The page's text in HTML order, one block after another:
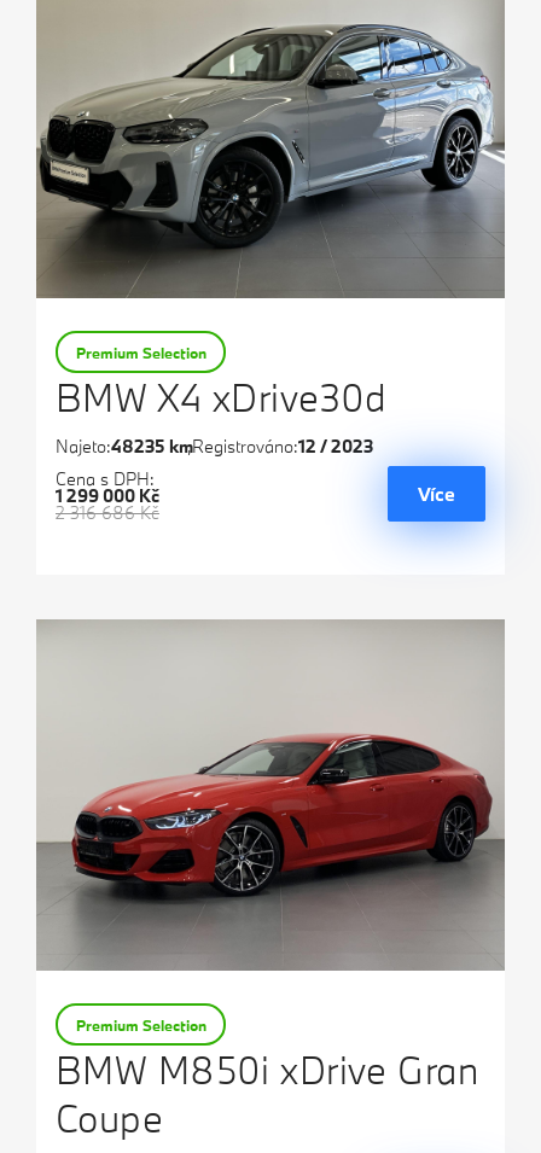
BMW X4 xDrive30d
Premium Selection
Najeto:48235 kmRegistrováno:12 / 2023
Cena s DPH:
2 316 686 Kč
1 299 000 Kč Více
BMW M850i xDrive Gran
Coupe
Premium Selection